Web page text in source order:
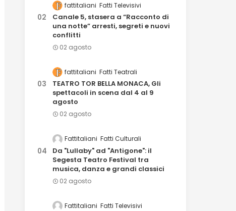
fattitaliani Fatti Televisivi
Canale 5, stasera a “Racconto di
una notte” arresti, segreti e nuovi
conflitti
02 agosto
fattitaliani Fatti Teatrali
TEATRO TOR BELLA MONACA, Gli
spettacoli in scena dal 4 al 9
agosto
02 agosto
Fattitaliani Fatti Culturali
Da "Lullaby" ad "Antigone": il
Segesta Teatro Festival tra
musica, danza e grandi classici
02 agosto
Fattitaliani Fatti Televisivi